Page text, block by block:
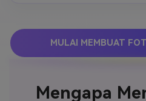
perayaan autentik yang
mengingatkan pada arsip
MULAI MEMBUAT
Mengapa